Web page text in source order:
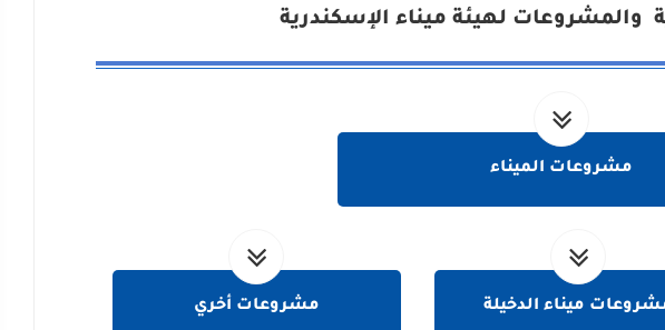
والمشروعات لهيئة ميناء الإسكندرية
مشروعات الميناء
ميناء الدخيلة مشروعات أخري